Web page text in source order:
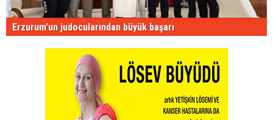
Erzurum'un judocularından büyük başarı